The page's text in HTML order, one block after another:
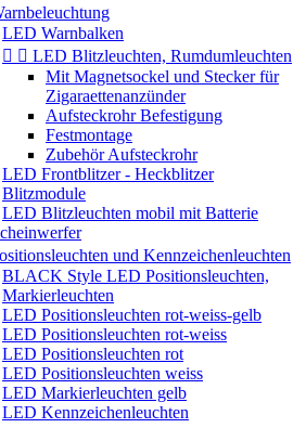
LED Warnbalken
  LED Blitzleuchten, Rumdumleuchten
Mit Magnetsockel und Stecker für
Zigaraettenanzünder
Aufsteckrohr Befestigung
Festmontage
Zubehör Aufsteckrohr
LED Frontblitzer - Heckblitzer
Blitzmodule
LED Blitzleuchten mobil mit Batterie
und Kennzeichenleuchten
BLACK Style LED Positionsleuchten,
Markierleuchten
LED Positionsleuchten rot-weiss-gelb
LED Positionsleuchten rot-weiss
LED Positionsleuchten rot
LED Positionsleuchten weiss
LED Markierleuchten gelb
LED Kennzeichenleuchten